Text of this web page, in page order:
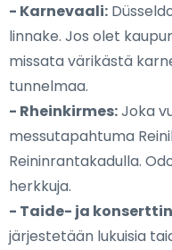
- Karnevaali:
linnake. Jos olet
missata värikästä
tunnelmaa.
- Rheinkirmes:Joka
messutapahtuma
Reininrantakadulla.
herkkuja.
- Taide- ja
järjestetään lukuisia